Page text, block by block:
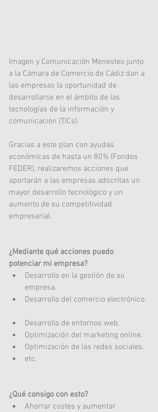
Imagen y Comunicación Menesteo junto
a la Cámara de Comercio de Cádiz dan a
las empresas la oportunidad de
desarrollarse en el ámbito de las
tecnologías de la información y
comunicación (TICs).
Gracias a este plan con ayudas
económicas de hasta un 80% (Fondos
FEDER), realizaremos acciones que
aportarán a las empresas adscritas un
mayor desarrollo tecnológico y un
aumento de su competitividad
empresarial.
¿Mediante qué acciones puedo
potenciar mi empresa?
Desarrollo en la gestión de su
empresa.
Desarrollo del comercio electrónico.
Desarrollo de entornos web.
Optimización del marketing online.
Optimización de las redes sociales.
etc.
¿Qué consigo con esto?
Ahorrar costes y aumentar